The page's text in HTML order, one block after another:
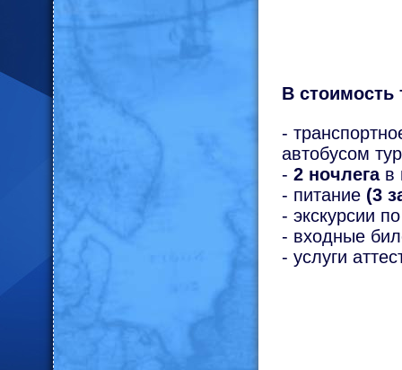
В стоимость
-
автобусом
- 2 ночлега в
- питание (3
- экскурсии
- входные
- услуги